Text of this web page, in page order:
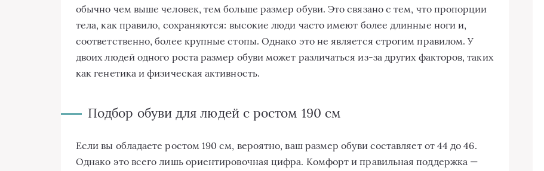
обычно чем выше человек, тем больше размер обуви. Это связано с тем, что пропорции
тела, как правило, сохраняются: высокие люди часто имеют более длинные ноги и,
соответственно, более крупные стопы. Однако это не является строгим правилом. У
двоих людей одного роста размер обуви может различаться из-за других факторов, таких
как генетика и физическая активность.
Подбор обуви для людей с ростом 190 см
Если вы обладаете ростом 190 см, вероятно, ваш размер обуви составляет от 44 до 46.
Однако это всего лишь ориентировочная цифра. Комфорт и правильная поддержка —